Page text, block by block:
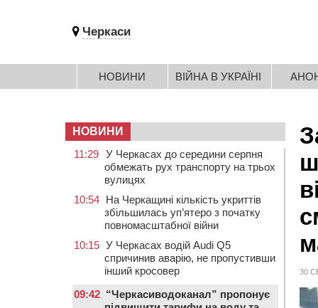
Черкаси
НОВИНИ ВІЙНА В УКРАЇНІ
30
НОВИНИ
11:29 У Черкасах до середини серпня
обмежать рух транспорту на трьох
вулицях
10:54 На Черкащині кількість укриттів
збільшилась уп’ятеро з початку
повномасштабної війни
10:15 У Черкасах водій Audi Q5
спричинив аварію, не пропустивши
інший кросовер
09:42 “Черкасиводоканал” пропонує